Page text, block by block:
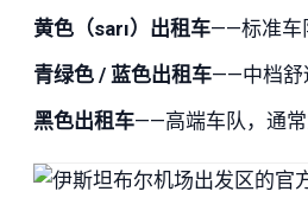
黄色（sarı）出租车——标准车
青绿色 / 蓝色出租车——中档舒
黑色出租车——高端车队，通